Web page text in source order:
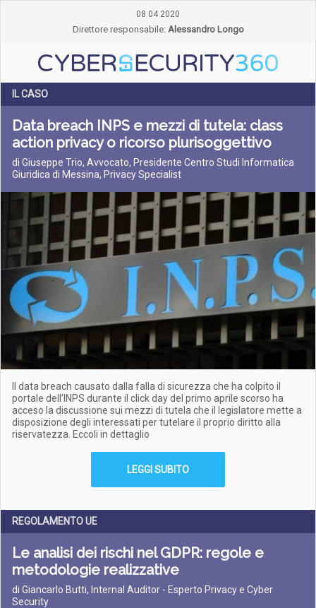
08 04 2020
Direttore responsabile: Alessandro Longo
IL CASO
Data breach INPS e mezzi di tutela: class
action privacy o ricorso plurisoggettivo
di Giuseppe Trio, Avvocato, Presidente Centro Studi Informatica
Giuridica di Messina, Privacy Specialist
Il data breach causato dalla falla di sicurezza che ha colpito il
portale dell’INPS durante il click day del primo aprile scorso ha
acceso la discussione sui mezzi di tutela che il legislatore mette a
disposizione degli interessati per tutelare il proprio diritto alla
riservatezza. Eccoli in dettaglio
LEGGI SUBITO
REGOLAMENTO UE
Le analisi dei rischi nel GDPR: regole e
metodologie realizzative
di Giancarlo Butti, Internal Auditor - Esperto Privacy e Cyber
Security